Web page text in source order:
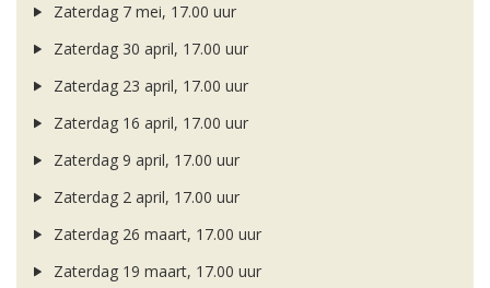
Zaterdag 7 mei, 17.00 uur
Zaterdag 30 april, 17.00 uur
Zaterdag 23 april, 17.00 uur
Zaterdag 16 april, 17.00 uur
Zaterdag 9 april, 17.00 uur
Zaterdag 2 april, 17.00 uur
Zaterdag 26 maart, 17.00 uur
Zaterdag 19 maart, 17.00 uur